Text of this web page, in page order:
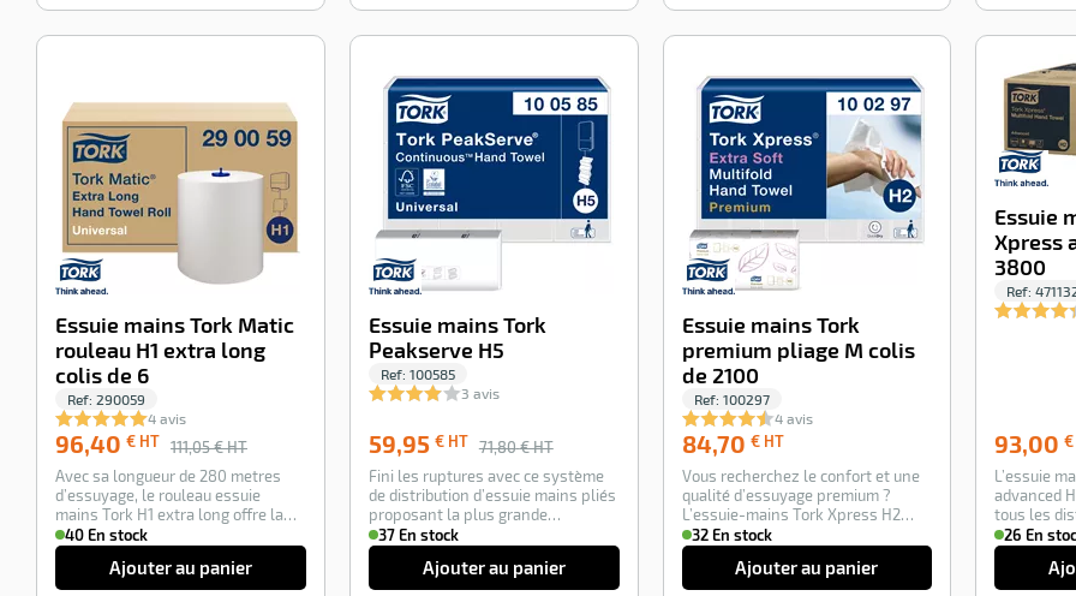
Essuie mains Tork Matic
rouleau H1 extra long
colis de 6
Ref: 290059
4 avis
96,40 € HT 111,05 € HT
Avec sa longueur de 280 metres
d’essuyage, le rouleau essuie
mains Tork H1 extra long offre la
plus grand…
40 En stock
Ajouter au panier
Essuie mains Tork
Peakserve H5
Ref: 100585
3 avis
59,95 € HT 71,80 € HT
Fini les ruptures avec ce système
de distribution d’essuie mains pliés
proposant la plus grande
autonomie…
37 En stock
Ajouter au panier
Essuie mains Tork
premium pliage M colis
de 2100
Ref: 100297
4 avis
84,70 € HT
HT
Vous recherchez le confort et une
qualité d’essuyage premium ?
L’essuie-mains Tork Xpress H2
Premium Extr…
32 En stock
Ajouter au panier
Essuie
Xpress
3800
Ref:
93,00 €
L’essuie
advanced
tous les
Z.L’essui…
26 En